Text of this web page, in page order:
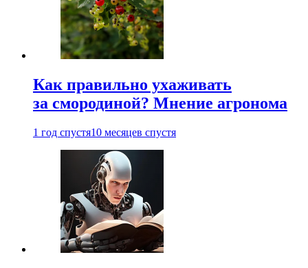
Как правильно ухаживать
за смородиной? Мнение агронома
1 год спустя10 месяцев спустя